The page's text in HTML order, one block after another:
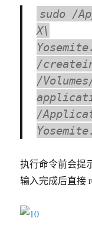
sudo /
X\
/
/
/
执行命令前会提
输入完成后直接